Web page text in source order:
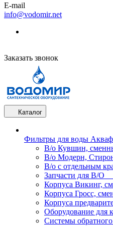
E-mail
info@vodomir.net
Заказать звонок
Каталог
Фильтры для воды
В/о Кувшин,
В/о Модерн,
В/о с отдельным
Запчасти для В/О
Корпуса Викинг,
Корпуса Гросс,
Корпуса
Оборудование для
Системы